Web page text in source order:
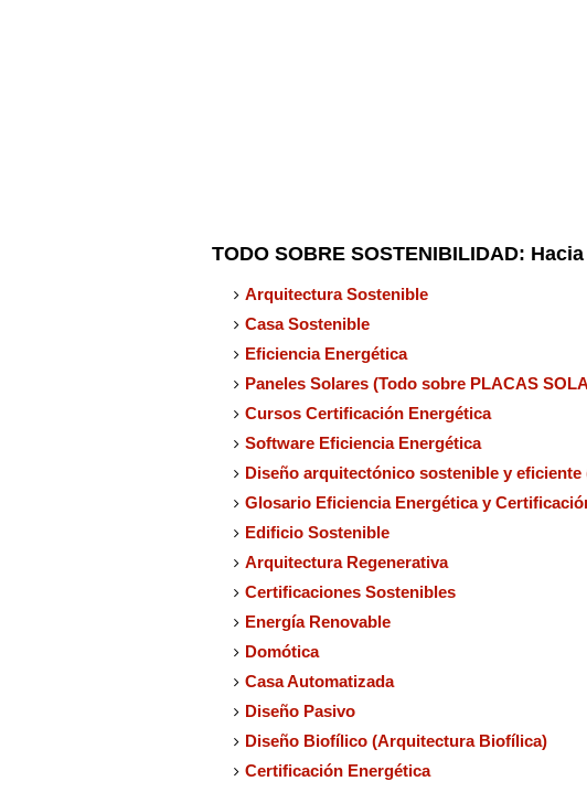
TODO SOBRE SOSTENIBILIDAD:
Arquitectura Sostenible
Casa Sostenible
Eficiencia Energética
Paneles Solares (Todo sobre PLACAS
Cursos Certificación Energética
Software Eficiencia Energética
Diseño arquitectónico sostenible y
Glosario Eficiencia Energética y
Edificio Sostenible
Arquitectura Regenerativa
Certificaciones Sostenibles
Energía Renovable
Domótica
Casa Automatizada
Diseño Pasivo
Diseño Biofílico (Arquitectura Biofílica)
Certificación Energética